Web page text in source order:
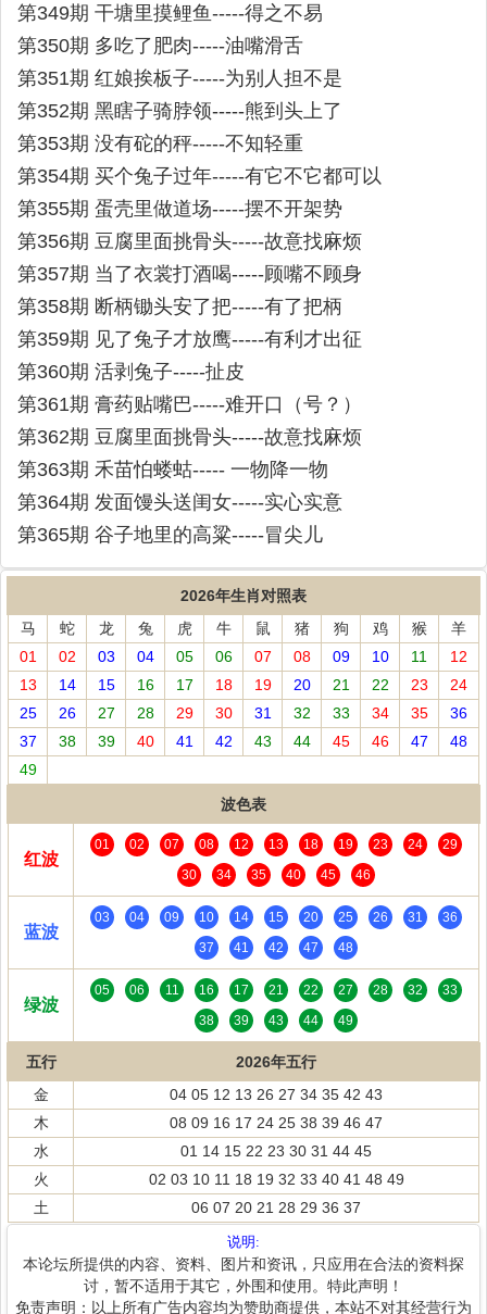
第349期 干塘里摸鲤鱼-----得之不易
第350期 多吃了肥肉-----油嘴滑舌
第351期 红娘挨板子-----为别人担不是
第352期 黑瞎子骑脖领-----熊到头上了
第353期 没有砣的秤-----不知轻重
第354期 买个兔子过年-----有它不它都可以
第355期 蛋壳里做道场-----摆不开架势
第356期 豆腐里面挑骨头-----故意找麻烦
第357期 当了衣裳打酒喝-----顾嘴不顾身
第358期 断柄锄头安了把-----有了把柄
第359期 见了兔子才放鹰-----有利才出征
第360期 活剥兔子-----扯皮
第361期 膏药贴嘴巴-----难开口（号？）
第362期 豆腐里面挑骨头-----故意找麻烦
第363期 禾苗怕蝼蛄----- 一物降一物
第364期 发面馒头送闺女-----实心实意
第365期 谷子地里的高粱-----冒尖儿
2026年生肖对照表
马
蛇 龙 兔 虎 牛 鼠 猪 狗 鸡 猴
羊
01
02 03 04 05 06 07 08 09 10 11
12
13
14 15 16 17 18 19 20 21 22 23
24
25
26 27 28 29 30 31 32 33 34 35
36
37
38 39 40 41 42 43 44 45 46 47
48
49
波色表
红波
01 02 07 08 12 13 18 19 23 24
29
30
34 35 40 45 46
蓝波
03 04 09 10 14 15 20 25 26 31
36
37
41 42 47 48
绿波
05 06 11 16 17 21 22 27 28 32
33
38
39 43 44 49
五行
2026年五行
金
04 05 12 13 26 27 34 35 42 43
木
08 09 16 17 24 25 38 39 46 47
水
01 14 15 22 23 30 31 44 45
火
02 03 10 11 18 19 32 33 40 41 48 49
土
06 07 20 21 28 29 36 37
说明:
本论坛所提供的内容、资料、图片和资讯，只应用在合法的资料探
讨，暂不适用于其它，外围和使用。特此声明！
免责声明：以上所有广告内容均为赞助商提供，本站不对其经营行为